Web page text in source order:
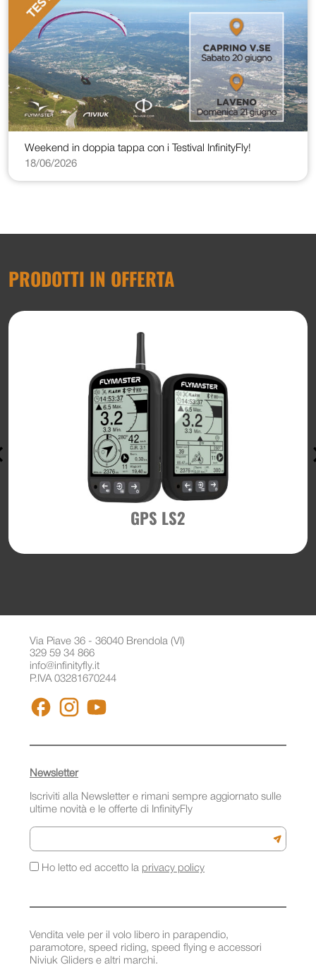
Weekend in doppia tappa con i Testival InfinityFly!
18/06/2026
PRODOTTI IN OFFERTA
GPS LS2
Via Piave 36 - 36040 Brendola (VI)
329 59 34 866
info@infinityfly.it
P.IVA 03281670244
FACEBOOKINSTAGRAM
Vendita vele per il volo libero in parapendio,
paramotore, speed riding, speed flying e accessori
Niviuk Gliders e altri marchi.
Newsletter
Iscriviti alla Newsletter e rimani sempre aggiornato sulle
ultime novità e le offerte di InfinityFly
Email
Iscriviti
Ho letto ed accetto la privacy policy